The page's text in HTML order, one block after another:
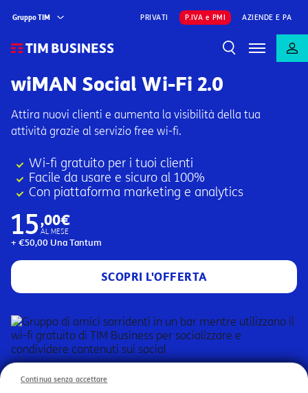
Gruppo TIM PRIVATI P.IVA e PMI AZIENDE E PA
wiMAN Social Wi-Fi 2.0
Attira nuovi clienti e aumenta la visibilità della tua
attività grazie al servizio free wi-fi.
Wi-fi gratuito per i tuoi clienti
Facile da usare e sicuro al 100%
Con piattaforma marketing e analytics
15,00€
AL MESE
+ €50,00 Una Tantum
SCOPRI L'OFFERTA
Continua senza accettare